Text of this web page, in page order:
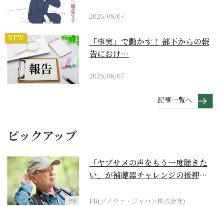
2026/08/07
NEW
「事実」で動かす！ 部下からの報
告におけ…
2026/08/07
記事一覧へ
ピックアップ
PR
「ヤブサメの声をもう一度聴きた
い」が補聴器チャレンジの後押し
PR(ソノヴァ・ジャパン株式会社)